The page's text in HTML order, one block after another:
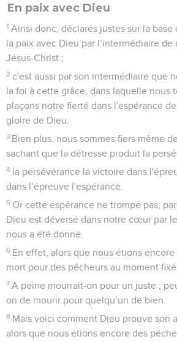
En paix avec Dieu
1 Ainsi donc, déclarés justes sur la base
la paix avec Dieu par l’intermédiaire de
Jésus-Christ ;
2 c'est aussi par son intermédiaire que
la foi à cette grâce, dans laquelle nous
plaçons notre fierté dans l'espérance
gloire de Dieu.
3 Bien plus, nous sommes fiers même
sachant que la détresse produit la
4 la persévérance la victoire dans
dans l’épreuve l'espérance.
5 Or cette espérance ne trompe pas,
Dieu est déversé dans notre cœur par
nous a été donné.
6 En effet, alors que nous étions
mort pour des pécheurs au moment fixé.
7 A peine mourrait-on pour un juste ;
on de mourir pour quelqu’un de bien.
8 Mais voici comment Dieu prouve son
alors que nous étions encore des